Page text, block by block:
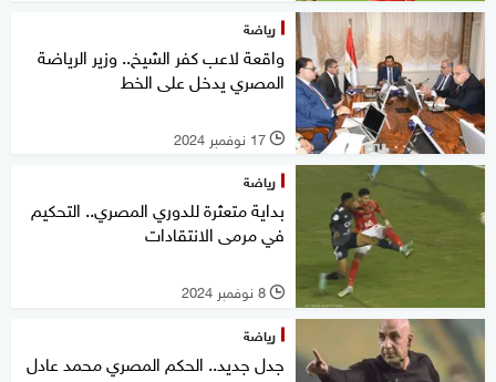
رياضة
واقعة لاعب كفر الشيخ.. وزير الرياضة
المصري يدخل على الخط
l 17 نوفمبر 2024
رياضة
بداية متعثرة للدوري المصري.. التحكيم
في مرمى الانتقادات
l 8 نوفمبر 2024
رياضة
جدل جديد.. الحكم المصري محمد عادل